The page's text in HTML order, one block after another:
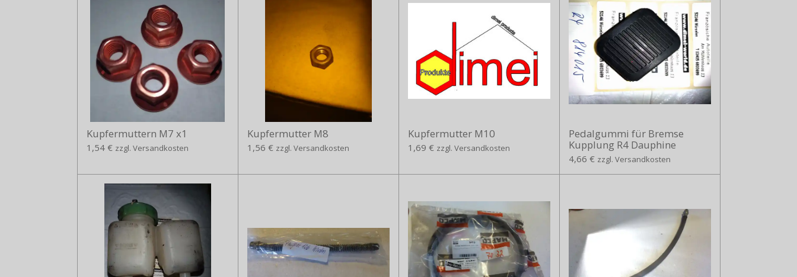
Kupfermuttern M7 x1
1,54 € zzgl. Versandkosten
Kupfermutter M8
1,56 € zzgl. Versandkosten
Kupfermutter M10
1,69 € zzgl. Versandkosten
Pedalgummi für Bremse
Kupplung R4 Dauphine
4,66 € zzgl. Versandkosten